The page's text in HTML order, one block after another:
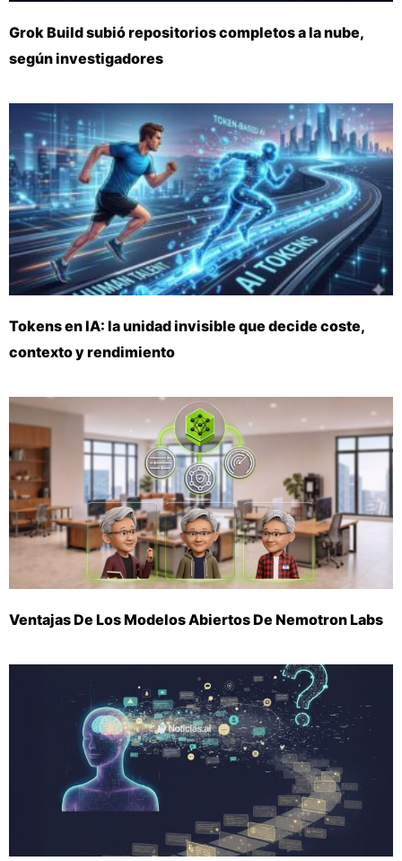
Grok Build subió repositorios completos a la nube,
según investigadores
Tokens en IA: la unidad invisible que decide coste,
contexto y rendimiento
Ventajas De Los Modelos Abiertos De Nemotron Labs